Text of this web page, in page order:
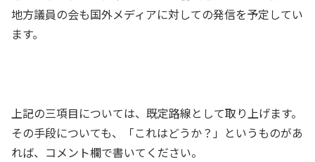
地方議員の会も国外メディアに対しての発信を予定してい
ます。
上記の三項目については、既定路線として取り上げます。
その手段についても、「これはどうか？」というものがあ
れば、コメント欄で書いてください。